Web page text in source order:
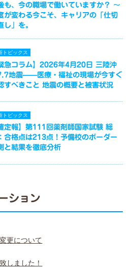
も、今の職場で働いていますか？ ～
が変わる今こそ、キャリアの「仕切
し」を。
トピックス
急コラム】2026年4月20日 三陸沖
地震——医療・福祉の現場が今すぐ
すべきこと 地震の概要と被害状況
トピックス
定報】第111回薬剤師国家試験 総
合格点は213点！予備校のボーダー
と結果を徹底分析
ション
更について
しました！